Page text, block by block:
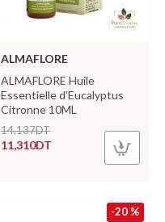
ALMAFLORE
ALMAFLORE Huile
Essentielle d'Eucalyptus
Citronne 10ML
11,310DT
14,137DT
-20 %